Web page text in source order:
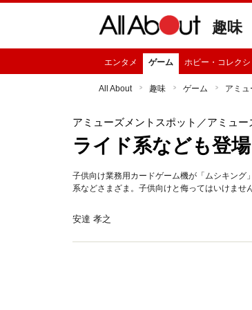
趣味
エンタメ ゲーム ホビー・コレクシ
All About 趣味 ゲーム アミュ
アミューズメントスポット ／アミュ
ライド系なども登
子供向け業務用カードゲーム機が「ムシキン
系などさまざま。子供向けと侮ってはいけませ
安達 孝之